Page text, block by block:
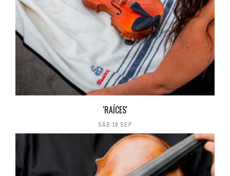
'RAÍCES'
SÁB 19 SEP